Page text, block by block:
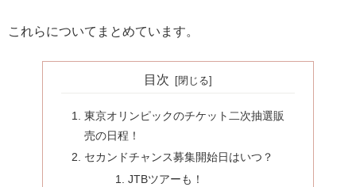
これらについてまとめています。
目次
東京オリンピックのチケット二次抽選販
売の日程！
セカンドチャンス募集開始日はいつ？
JTBツアーも！